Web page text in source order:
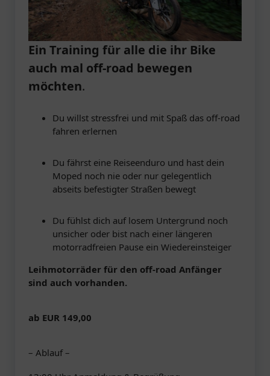
Ein Training für alle die ihr Bike
auch mal off-road bewegen
möchten.
Du willst stressfrei und mit Spaß das off-road
fahren erlernen
Du fährst eine Reiseenduro und hast dein
Moped noch nie oder nur gelegentlich
abseits befestigter Straßen bewegt
Du fühlst dich auf losem Untergrund noch
unsicher oder bist nach einer längeren
motorradfreien Pause ein Wiedereinsteiger
Leihmotorräder für den off-road Anfänger
sind auch vorhanden.
ab EUR 149,00
– Ablauf –